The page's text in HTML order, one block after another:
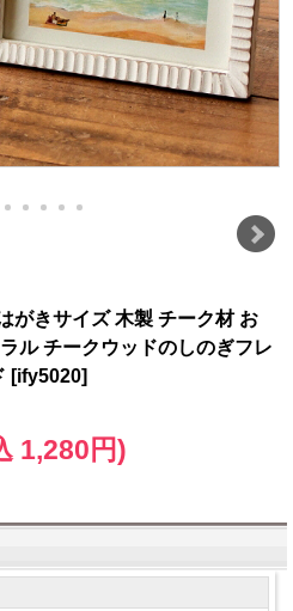
がきサイズ 木製 チーク材 お
ル チークウッドのしのぎフレ
[ify5020]
1,280円)